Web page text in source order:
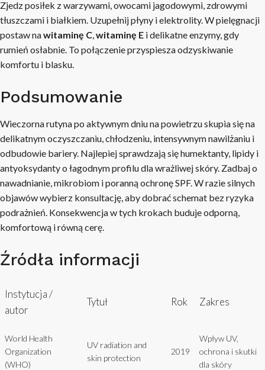
Zjedz posiłek z warzywami, owocami jagodowymi, zdrowymi
tłuszczami i białkiem. Uzupełnij płyny i elektrolity. W pielęgnacji
postaw nawitaminę C,witaminę E i delikatne enzymy, gdy
rumień osłabnie. To połączenie przyspiesza odzyskiwanie
komfortu i blasku.
Podsumowanie
Wieczorna rutyna po aktywnym dniu na powietrzu skupia się na
delikatnym oczyszczaniu, chłodzeniu, intensywnym nawilżaniu i
odbudowie bariery. Najlepiej sprawdzają się humektanty, lipidy i
antyoksydanty o łagodnym profilu dla wrażliwej skóry. Zadbaj o
nawadnianie, mikrobiom i poranną ochronę SPF. W razie silnych
objawów wybierz konsultację, aby dobrać schemat bez ryzyka
podrażnień. Konsekwencja w tych krokach buduje odporną,
komfortową i równą cerę.
Źródła informacji
Instytucja /
autor
Tytuł Rok Zakres
World Health
Organization
(WHO)
UV radiation and
skin protection
2019
Wpływ UV,
ochrona i skutki
dla skóry